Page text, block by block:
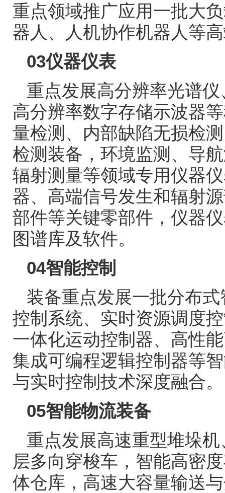
重点领域推广应用一批大
器人、人机协作机器人等
03仪器仪表
重点发展高分辨率光谱
高分辨率数字存储示波器
量检测、内部缺陷无损检
检测装备，环境监测、导
辐射测量等领域专用仪器
器、高端信号发生和辐射
部件等关键零部件，仪器
图谱库及软件。
04智能控制
装备重点发展一批分布
控制系统、实时资源调度
一体化运动控制器、高性
集成可编程逻辑控制器等
与实时控制技术深度融合。
05智能物流装备
重点发展高速重型堆垛
层多向穿梭车，智能高密
体仓库，高速大容量输送